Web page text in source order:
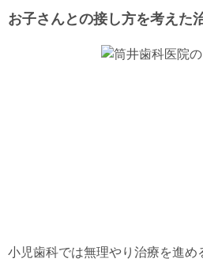
お子さんとの接し方を考えた
小児歯科では無理やり治療を進め